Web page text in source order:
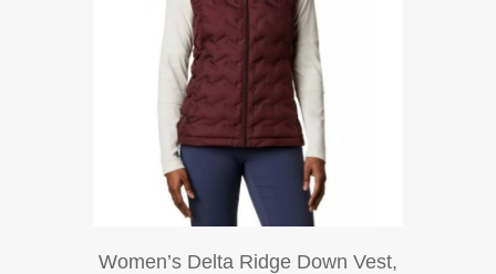
Women’s Delta Ridge Down Vest,